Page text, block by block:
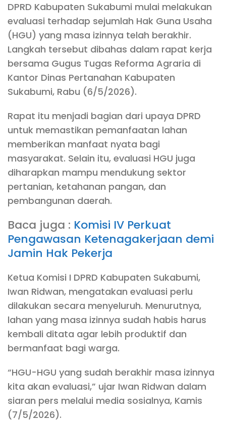
DPRD Kabupaten Sukabumi mulai melakukan
evaluasi terhadap sejumlah Hak Guna Usaha
(HGU) yang masa izinnya telah berakhir.
Langkah tersebut dibahas dalam rapat kerja
bersama Gugus Tugas Reforma Agraria di
Kantor Dinas Pertanahan Kabupaten
Sukabumi, Rabu (6/5/2026).
Rapat itu menjadi bagian dari upaya DPRD
untuk memastikan pemanfaatan lahan
memberikan manfaat nyata bagi
masyarakat. Selain itu, evaluasi HGU juga
diharapkan mampu mendukung sektor
pertanian, ketahanan pangan, dan
pembangunan daerah.
Baca juga : Komisi IV Perkuat
Pengawasan Ketenagakerjaan demi
Jamin Hak Pekerja
Ketua Komisi I DPRD Kabupaten Sukabumi,
Iwan Ridwan, mengatakan evaluasi perlu
dilakukan secara menyeluruh. Menurutnya,
lahan yang masa izinnya sudah habis harus
kembali ditata agar lebih produktif dan
bermanfaat bagi warga.
“HGU-HGU yang sudah berakhir masa izinnya
kita akan evaluasi,” ujar Iwan Ridwan dalam
siaran pers melalui media sosialnya, Kamis
(7/5/2026).